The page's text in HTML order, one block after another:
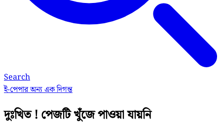
Search
ই-পেপারঅন্য এক দিগন্ত
দুঃখিত ! পেজটি খুঁজে পাওয়া যায়নি